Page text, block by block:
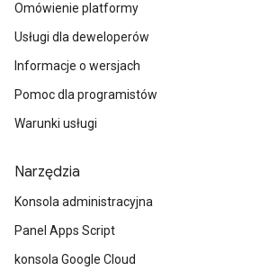
Omówienie platformy
Usługi dla deweloperów
Informacje o wersjach
Pomoc dla programistów
Warunki usługi
Narzędzia
Konsola administracyjna
Panel Apps Script
konsola Google Cloud